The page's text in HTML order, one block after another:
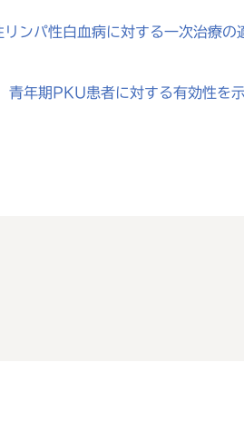
ンパ性白血病に対する一次治療の
期PKU患者に対する有効性を